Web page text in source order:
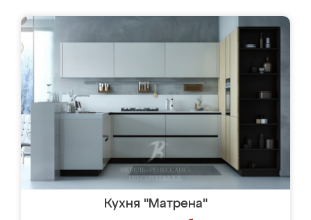
Кухня "Матрена"